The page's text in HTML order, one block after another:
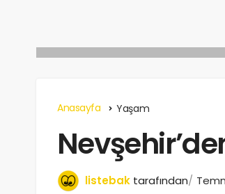
Anasayfa Yaşam
listebak tarafından